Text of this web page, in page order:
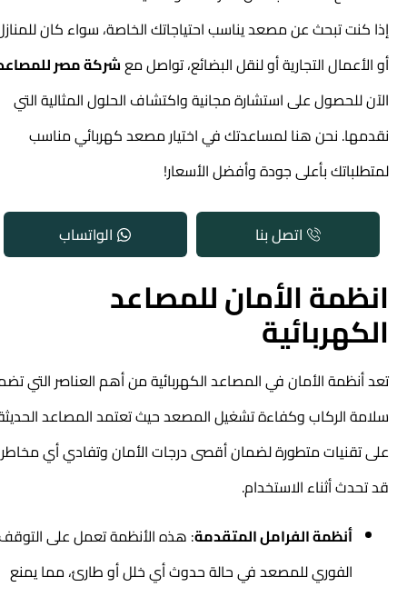
إذا كنت تبحث عن مصعد يناسب احتياجاتك الخاصة، سواء كان للمنازل
أو الأعمال التجارية أو لنقل البضائع، تواصل معشركة مصر للمصاعد
الآن للحصول على استشارة مجانية واكتشاف الحلول المثالية التي
نقدمها. نحن هنا لمساعدتك في اختيارمصعد كهربائيمناسب
لمتطلباتك بأعلى جودة وأفضل الأسعار!
اتصل بنا الواتساب
انظمة الأمان للمصاعد
الكهربائية
تعد أنظمة الأمان في المصاعد الكهربائية من أهم العناصر التي تضمن
سلامة الركاب وكفاءة تشغيل المصعد حيث تعتمد المصاعد الحديثة
على تقنيات متطورة لضمان أقصى درجات الأمان وتفادي أي مخاطر
قد تحدث أثناء الاستخدام.
أنظمة الفرامل المتقدمة: هذه الأنظمة تعمل على التوقف
الفوري للمصعد في حالة حدوث أي خلل أو طارئ، مما يمنع